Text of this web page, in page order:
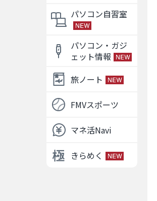
パソコン自習室
パソコン・ガジ
ェット情報
旅ノート
FMVスポーツ
マネ活Navi
きらめく